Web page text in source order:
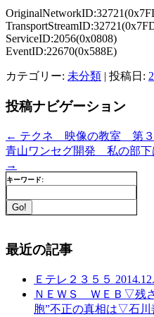
ServiceID:2056(0x0808)
EventID:22670(0x588E)
カテゴリー: 未分類 | 投稿日:
投稿ナビゲーション
← テクネ 映像の教室 第３
青山ワンセグ開発 私の部下
→
キーワード:
最近の記事
Ｅテレ２３５５
ＮＥＷＳ ＷＥＢ▽残
胞”不正の真相は▽石川